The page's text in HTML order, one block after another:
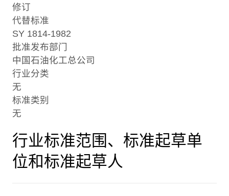
修订
代替标准
SY 1814-1982
批准发布部门
中国石油化工总公司
行业分类
无
标准类别
无
行业标准范围、标准起草单
位和标准起草人